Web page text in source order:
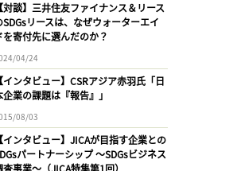
【対談】三井住友ファイナンス＆リース
SDGsリースは、なぜウォーターエイ
を寄付先に選んだのか？
04/24
【インタビュー】CSRアジア赤羽氏「日
企業の課題は『報告』」
08/03
【インタビュー】JICAが目指す企業との
パートナーシップ 〜SDGsビジネス